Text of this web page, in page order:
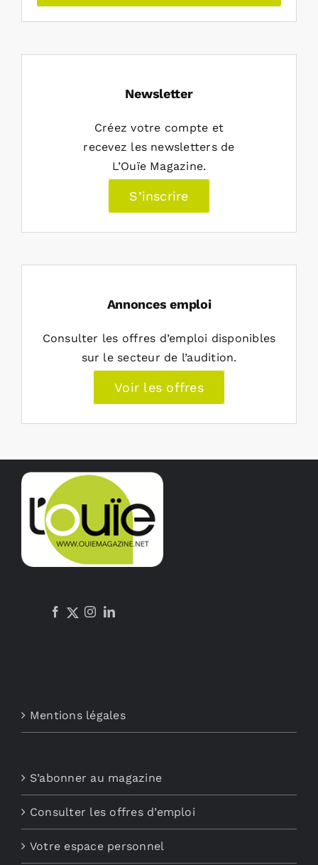
Newsletter
Créez votre compte et
recevez les newsletters de
L’Ouïe Magazine.
S’inscrire
Annonces emploi
Consulter les offres d’emploi disponibles
sur le secteur de l’audition.
Voir les offres
Mentions légales
S’abonner au magazine
Consulter les offres d’emploi
Votre espace personnel